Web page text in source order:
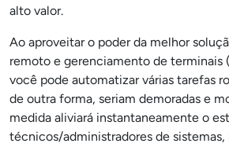
alto valor.
Ao aproveitar o poder da melhor
remoto e gerenciamento de terminais
você pode automatizar várias tarefas
de outra forma, seriam demoradas e
medida aliviará instantaneamente o
técnicos/administradores de